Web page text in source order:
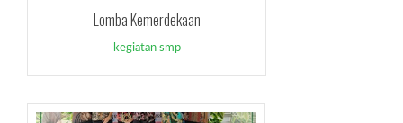
Lomba Kemerdekaan
kegiatan smp